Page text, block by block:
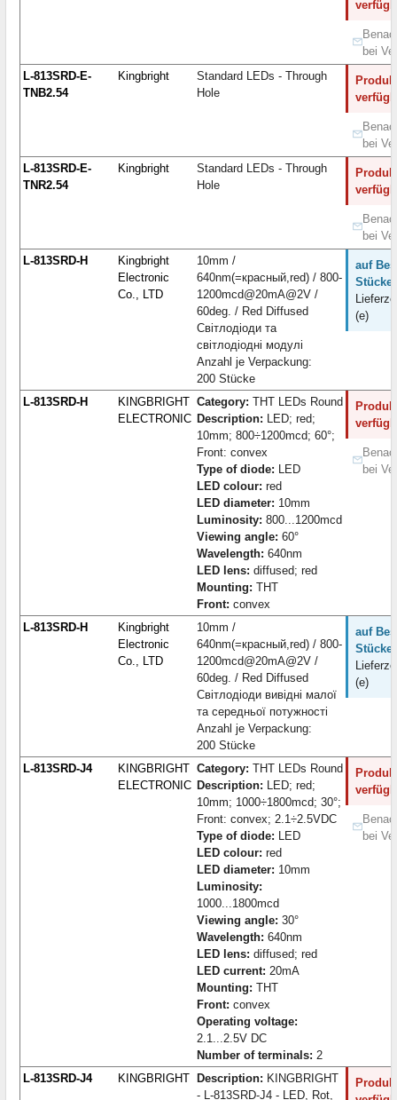
bei
L-813SRD-E-
TNB2.54
Kingbright
Standard LEDs - Through
Hole
bei
L-813SRD-E-
TNR2.54
Kingbright
Standard LEDs - Through
Hole
bei
L-813SRD-H
Kingbright
Electronic
Co., LTD
10mm /
640nm(=красный,red) / 800-
1200mcd@20mA@2V /
60deg. / Red Diffused
Світлодіоди та
світлодіодні модулі
Anzahl je Verpackung:
200 Stücke
auf
Stücke:
(e)
L-813SRD-H
KINGBRIGHT
ELECTRONIC
Category: THT LEDs Round
Description: LED; red;
10mm; 800÷1200mcd; 60°;
Front: convex
Type of diode: LED
LED colour: red
LED diameter: 10mm
Luminosity: 800...1200mcd
Viewing angle: 60°
Wavelength: 640nm
LED lens: diffused; red
Mounting: THT
Front: convex
bei
L-813SRD-H
Kingbright
Electronic
Co., LTD
10mm /
640nm(=красный,red) / 800-
1200mcd@20mA@2V /
60deg. / Red Diffused
Світлодіоди вивідні малої
та середньої потужності
Anzahl je Verpackung:
200 Stücke
auf
Stücke:
(e)
L-813SRD-J4
KINGBRIGHT
ELECTRONIC
Category: THT LEDs Round
Description: LED; red;
10mm; 1000÷1800mcd; 30°;
Front: convex; 2.1÷2.5VDC
Type of diode: LED
LED colour: red
LED diameter: 10mm
Luminosity:
1000...1800mcd
Viewing angle: 30°
Wavelength: 640nm
LED lens: diffused; red
LED current: 20mA
Mounting: THT
Front: convex
Operating voltage:
2.1...2.5V DC
Number of terminals: 2
bei
L-813SRD-J4 KINGBRIGHT Description: KINGBRIGHT
- L-813SRD-J4 - LED, Rot,